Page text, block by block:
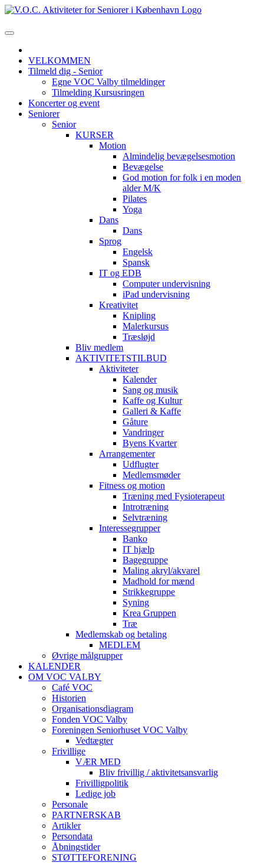
VELKOMMEN
Tilmeld dig - Senior
Egne VOC Valby tilmeldinger
Tilmelding Kursusringen
Koncerter og event
Seniorer
Senior
KURSER
Motion
Almindelig bevægelsesmotion
Bevægelse
God motion for folk i en moden
alder M/K
Pilates
Yoga
Dans
Dans
Sprog
Engelsk
Spansk
IT og EDB
Computer undervisning
iPad undervisning
Kreativitet
Knipling
Malerkursus
Træsløjd
Bliv medlem
AKTIVITETSTILBUD
Aktiviteter
Kalender
Sang og musik
Kaffe og Kultur
Galleri & Kaffe
Gåture
Vandringer
Byens Kvarter
Arrangementer
Udflugter
Medlemsmøder
Fitness og motion
Træning med Fysioterapeut
Introtræning
Selvtræning
Interessegrupper
Banko
IT hjælp
Bagegruppe
Maling akryl/akvarel
Madhold for mænd
Strikkegruppe
Syning
Krea Gruppen
Træ
Medlemskab og betaling
MEDLEM
Øvrige målgrupper
KALENDER
OM VOC VALBY
Café VOC
Historien
Organisationsdiagram
Fonden VOC Valby
Foreningen Seniorhuset VOC Valby
Vedtægter
Frivillige
VÆR MED
Bliv frivillig / aktivitetsansvarlig
Frivilligpolitik
Ledige job
Personale
PARTNERSKAB
Artikler
Persondata
Åbningstider
STØTTEFORENING